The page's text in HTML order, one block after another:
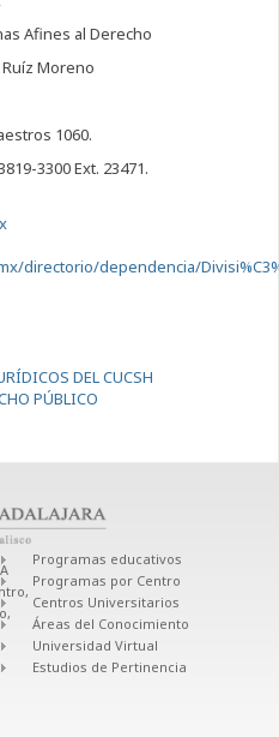
Afines al Derecho
Moreno
1060.
3300 Ext. 23471.
directorio/dependencia/
DEL CUCSH
PÚBLICO
Programas educativos
Programas por Centro
Centros Universitarios
Áreas del Conocimiento
Universidad Virtual
Estudios de Pertinencia